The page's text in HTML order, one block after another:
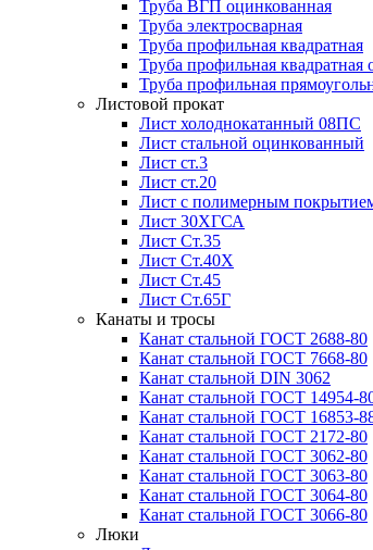
Труба ВГП оцинкованная
Труба электросварная
Труба профильная квадратная
Труба профильная квадратная
Труба профильная
Листовой прокат
Лист холоднокатанный 08ПС
Лист стальной оцинкованный
Лист ст.3
Лист ст.20
Лист с полимерным
Лист 30ХГСА
Лист Ст.35
Лист Ст.40Х
Лист Ст.45
Лист Ст.65Г
Канаты и тросы
Канат стальной ГОСТ 2688-80
Канат стальной ГОСТ 7668-80
Канат стальной DIN 3062
Канат стальной ГОСТ 14954-
Канат стальной ГОСТ 16853-
Канат стальной ГОСТ 2172-80
Канат стальной ГОСТ 3062-80
Канат стальной ГОСТ 3063-80
Канат стальной ГОСТ 3064-80
Канат стальной ГОСТ 3066-80
Люки